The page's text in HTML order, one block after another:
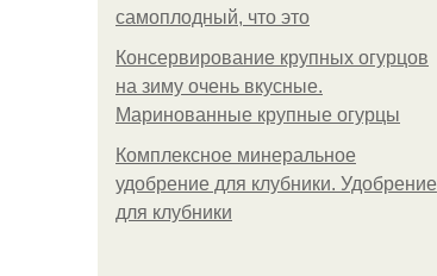
самоплодный, что это
Консервирование крупных огурцов
на зиму очень вкусные.
Маринованные крупные огурцы
Комплексное минеральное
удобрение для клубники. Удобрение
для клубники